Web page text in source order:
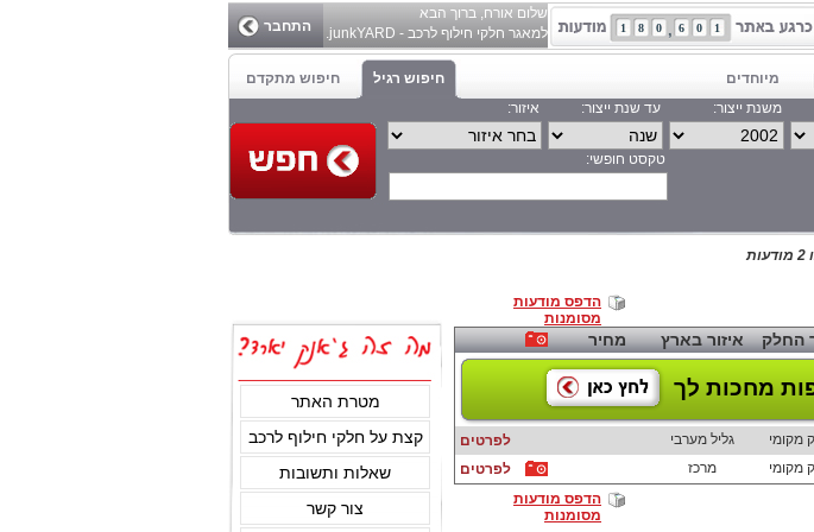
1
0
6
0
8
1
שלום אורח, ברוך הבא
למאגר חלקי חילוף לרכב - junkYARD.
התחבר
חיפוש מתקדם חיפוש רגיל
מיוחדים
משנת ייצור: עד שנת ייצור: איזור:
טקסט חופשי:
הדפס מודעות
מסומנות
החלק איזור בארץ מחיר
מחכות לך
מקומי גליל מערבי
לפרטים
מקומי מרכז
לפרטים
הדפס מודעות
מסומנות
מטרת האתר
קצת על חלקי חילוף לרכב
שאלות ותשובות
צור קשר